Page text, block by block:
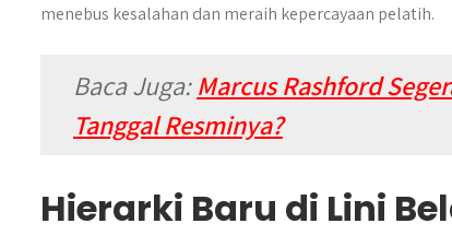
menebus kesalahan dan meraih kepercayaan pelatih.
Baca Juga:Marcus Rashford
Tanggal Resminya?
Hierarki Baru di Lini